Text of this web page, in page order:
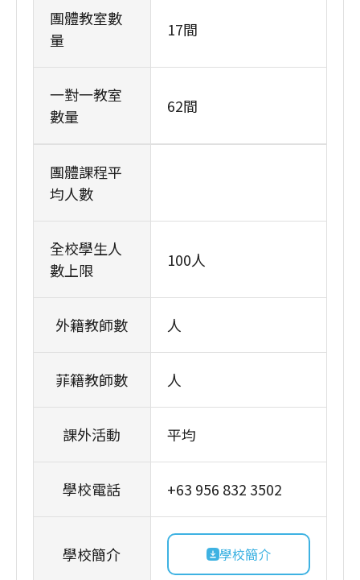
團體教室數
量
17間
一對一教室
數量
62間
團體課程平
均人數
全校學生人
數上限
100人
外籍教師數 人
菲籍教師數 人
課外活動 平均
學校電話 +63 956 832 3502
學校簡介 學校簡介